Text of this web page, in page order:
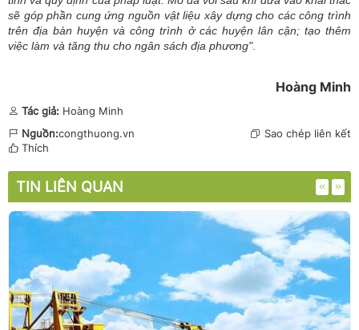
sẽ góp phần cung ứng nguồn vật liệu xây dựng cho các công trình
trên địa bàn huyện và công trình ở các huyện lân cận; tạo thêm
việc làm và tăng thu cho ngân sách địa phương".
Hoàng Minh
Tác giả: Hoàng Minh
Nguồn:congthuong.vn
Sao chép liên kết
Thích
TIN LIÊN QUAN